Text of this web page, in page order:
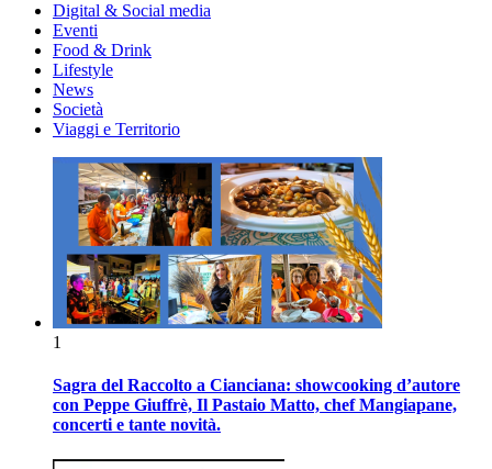
Digital & Social media
Eventi
Food & Drink
Lifestyle
News
Società
Viaggi e Territorio
1
Sagra del Raccolto a Cianciana: showcooking d’autore
con Peppe Giuffrè, Il Pastaio Matto, chef Mangiapane,
concerti e tante novità.